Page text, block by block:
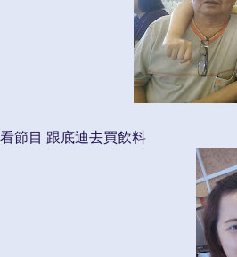
節目 跟底迪去買飲料